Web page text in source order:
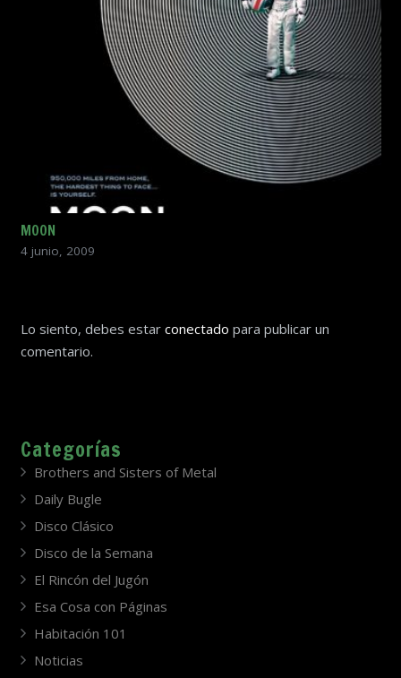
MOON
4 junio, 2009
Lo siento, debes estar conectado para publicar un
comentario.
Categorías
Brothers and Sisters of Metal
Daily Bugle
Disco Clásico
Disco de la Semana
El Rincón del Jugón
Esa Cosa con Páginas
Habitación 101
Noticias